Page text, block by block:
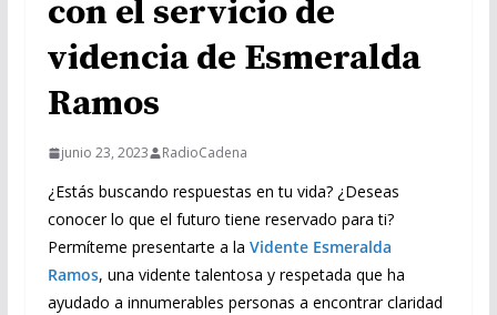
con el servicio de
videncia de Esmeralda
Ramos
junio 23, 2023 RadioCadena
¿Estás buscando respuestas en tu vida? ¿Deseas
conocer lo que el futuro tiene reservado para ti?
Permíteme presentarte a la Vidente Esmeralda
Ramos, una vidente talentosa y respetada que ha
ayudado a innumerables personas a encontrar claridad